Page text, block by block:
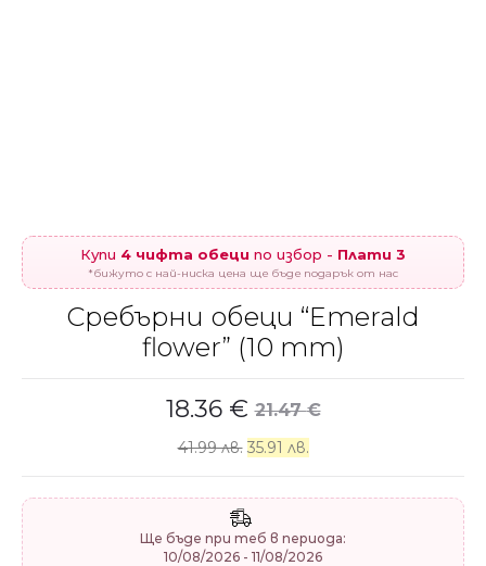
Купи 4 чифта обеци по избор - Плати 3
*бижуто с най-ниска цена ще бъде подарък от нас
Сребърни обеци “Emerald
flower” (10 mm)
21.47€
18.36 €
41.99 лв. 35.91 лв.
Ще бъде при теб в периода:
10/08/2026 - 11/08/2026